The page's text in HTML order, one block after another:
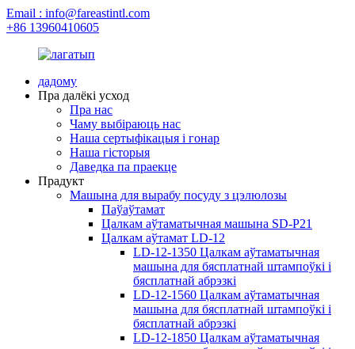
Email : info@fareastintl.com
+86 13960410605
дадому
Пра далёкі усход
Пра нас
Чаму выбіраюць нас
Наша сертыфікацыя і гонар
Наша гісторыя
Даведка па праекце
Прадукт
Машына для вырабу посуду з цэлюлозы
Паўаўтамат
Цалкам аўтаматычная машына SD-P21
Цалкам аўтамат LD-12
LD-12-1350 Цалкам аўтаматычная
машына для бясплатнай штампоўкі і
бясплатнай абрэзкі
LD-12-1560 Цалкам аўтаматычная
машына для бясплатнай штампоўкі і
бясплатнай абрэзкі
LD-12-1850 Цалкам аўтаматычная